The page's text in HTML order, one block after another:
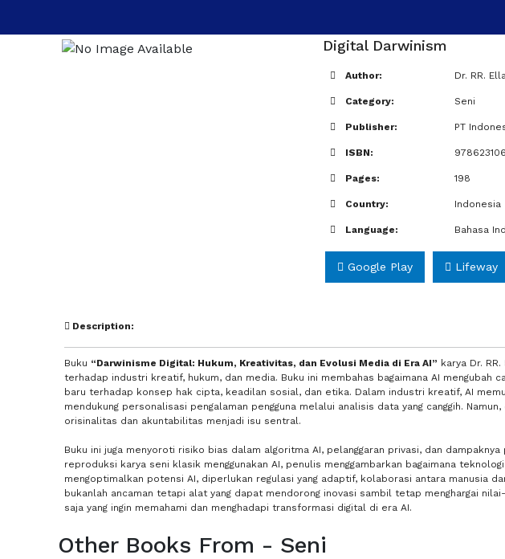
Digital Darwinism
Author: Dr. RR.
Category: Seni
Publisher: PT
ISBN:
Pages: 198
Country: Indonesia
Language: Bahasa
Google Play Lifeway
Description:
Buku “Darwinisme Digital: Hukum, Kreativitas, dan Evolusi Media di Era AI” karya Dr.
terhadap industri kreatif, hukum, dan media. Buku ini membahas bagaimana AI
baru terhadap konsep hak cipta, keadilan sosial, dan etika. Dalam industri kreatif, AI
mendukung personalisasi pengalaman pengguna melalui analisis data yang canggih.
orisinalitas dan akuntabilitas menjadi isu sentral.
Buku ini juga menyoroti risiko bias dalam algoritma AI, pelanggaran privasi, dan
reproduksi karya seni klasik menggunakan AI, penulis menggambarkan bagaimana
mengoptimalkan potensi AI, diperlukan regulasi yang adaptif, kolaborasi antara manusia
bukanlah ancaman tetapi alat yang dapat mendorong inovasi sambil tetap menghargai
saja yang ingin memahami dan menghadapi transformasi digital di era AI.
Other Books From - Seni